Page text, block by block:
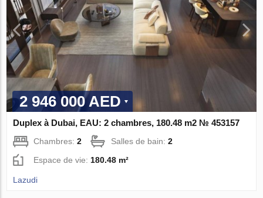
2 946 000 AED
Duplex à Dubai, EAU: 2 chambres, 180.48 m2 № 453157
Chambres:2 Salles de bain:2
Espace de vie:180.48 m²
Lazudi